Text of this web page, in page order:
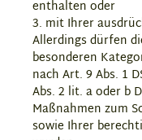
enthalten oder
3. mit Ihrer
Allerdings dürfen
besonderen
nach Art. 9 Abs. 1
Abs. 2 lit. a oder b
Maßnahmen zum
sowie Ihrer